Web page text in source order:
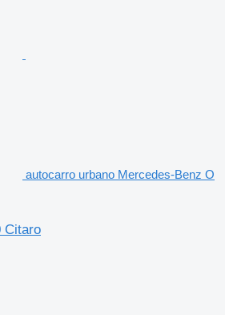
autocarro urbano Mercedes-Benz O
Citaro